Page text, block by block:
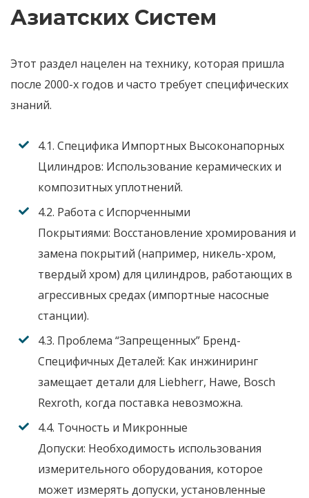
Азиатских Систем
Этот раздел нацелен на технику, которая пришла
после 2000-х годов и часто требует специфических
знаний.
4.1. Специфика Импортных Высоконапорных
Цилиндров: Использование керамических и
композитных уплотнений.
4.2. Работа с Испорченными
Покрытиями: Восстановление хромирования и
замена покрытий (например, никель-хром,
твердый хром) для цилиндров, работающих в
агрессивных средах (импортные насосные
станции).
4.3. Проблема “Запрещенных” Бренд-
Специфичных Деталей: Как инжиниринг
замещает детали для Liebherr, Hawe, Bosch
Rexroth, когда поставка невозможна.
4.4. Точность и Микронные
Допуски: Необходимость использования
измерительного оборудования, которое
может измерять допуски, установленные